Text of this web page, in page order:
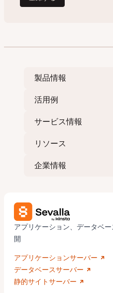
製品情報
活用例
サービス情報
リソース
企業情報
アプリケーション、データベ
開
アプリケーションサーバー
データベースサーバー
静的サイトサーバー